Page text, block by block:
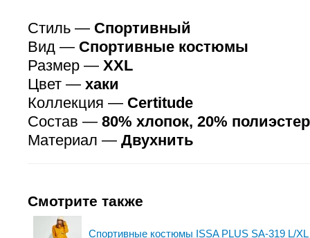
Стиль — Спортивный
Вид — Спортивные костюмы
Размер — XXL
Цвет — хаки
Коллекция — Certitude
Состав — 80% хлопок, 20% полиэстер
Материал — Двухнить
Смотрите также
Спортивные костюмы ISSA PLUS SA-319 L/XL